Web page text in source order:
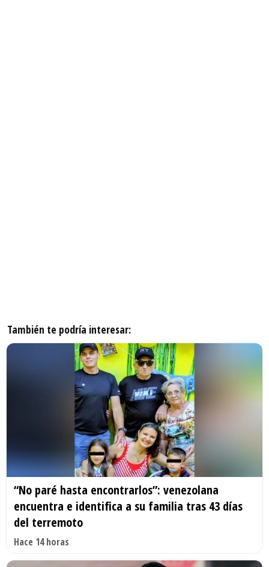
También te podría interesar:
“No paré hasta encontrarlos”: venezolana
encuentra e identifica a su familia tras 43 días
del terremoto
Hace 14 horas